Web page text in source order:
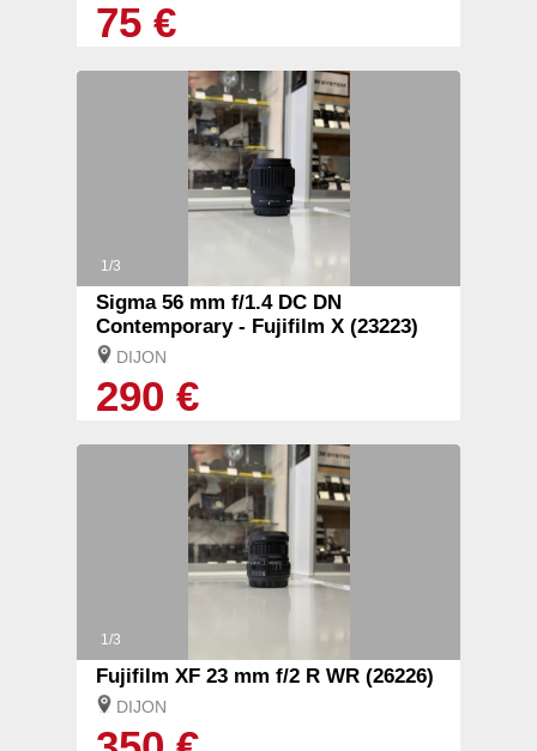
75 €
1/3
Sigma 56 mm f/1.4 DC DN
Contemporary - Fujifilm X (23223)
DIJON
290 €
1/3
Fujifilm XF 23 mm f/2 R WR (26226)
DIJON